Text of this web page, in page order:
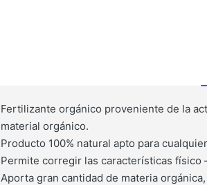
Fertilizante orgánico proveniente de la
material orgánico.
Producto 100% natural apto para
Permite corregir las características físico
Aporta gran cantidad de materia